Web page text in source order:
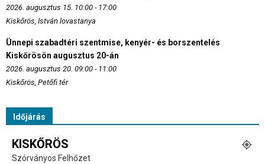
2026. augusztus 15. 10:00 - 17:00
Kiskőrös, István lovastanya
Ünnepi szabadtéri szentmise, kenyér- és borszentelés
Kiskőrösön augusztus 20-án
2026. augusztus 20. 09:00 - 11:00
Kiskőrös, Petőfi tér
Időjárás
KISKŐRÖS
Szórványos Felhőzet